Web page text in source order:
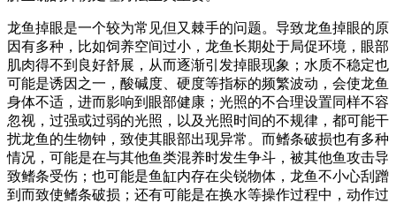
龙鱼掉眼是一个较为常见但又棘手的问题。导致龙鱼掉眼的原
因有多种，比如饲养空间过小，龙鱼长期处于局促环境，眼部
肌肉得不到良好舒展，从而逐渐引发掉眼现象；水质不稳定也
可能是诱因之一，酸碱度、硬度等指标的频繁波动，会使龙鱼
身体不适，进而影响到眼部健康；光照的不合理设置同样不容
忽视，过强或过弱的光照，以及光照时间的不规律，都可能干
扰龙鱼的生物钟，致使其眼部出现异常。而鳍条破损也有多种
情况，可能是在与其他鱼类混养时发生争斗，被其他鱼攻击导
致鳍条受伤；也可能是鱼缸内存在尖锐物体，龙鱼不小心刮蹭
到而致使鳍条破损；还有可能是在换水等操作过程中，动作过